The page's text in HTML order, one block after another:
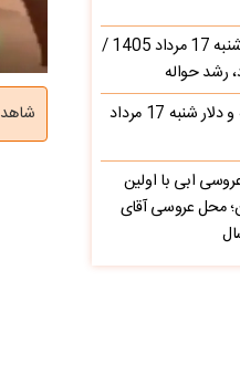
قیمت دلار امروز شنبه 17 مرداد 1405 /
رشد حواله
قیمت طلا و سکه و دلار شنبه 17 مرداد
ابی با اولین
محل عروسی آقای